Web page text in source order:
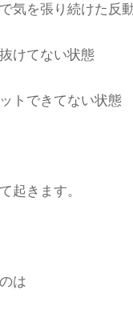
気を張り続けた反
けてない状態
トできてない状態
起きます。
は